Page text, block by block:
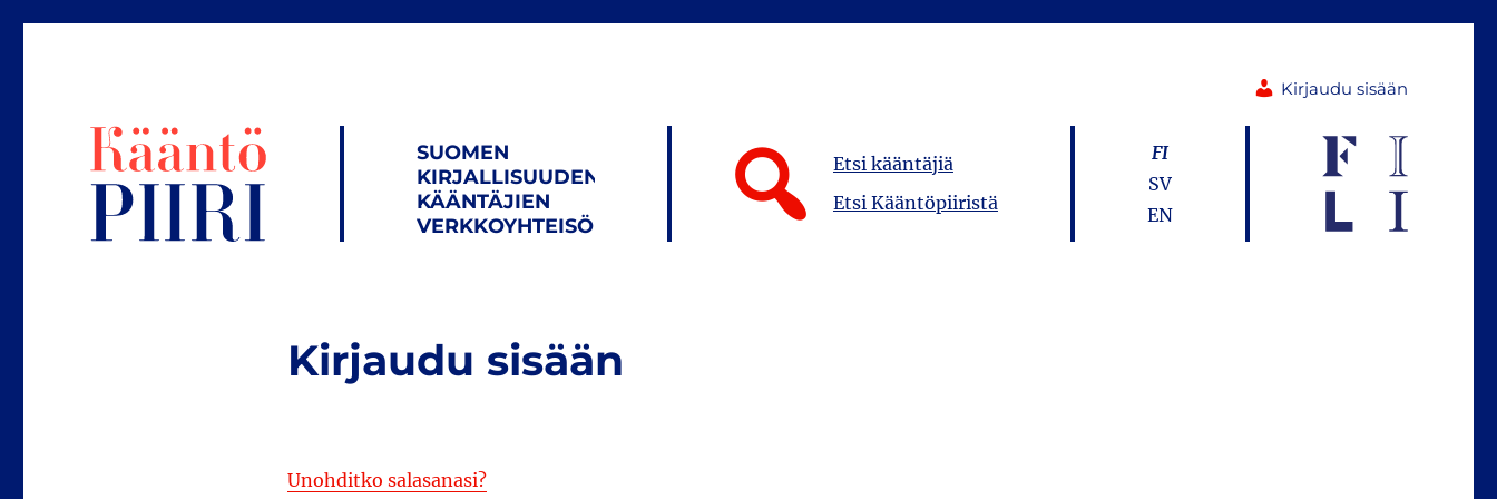
Kirjaudu sisään
SUOMEN
KIRJALLISUUDEN
KÄÄNTÄJIEN
VERKKOYHTEISÖ
Etsi kääntäjiä
Etsi Kääntöpiiristä
FI
SV
EN
Kirjaudu sisään
Unohditko salasanasi?